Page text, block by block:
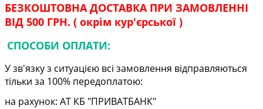
БЕЗКОШТОВНА ДОСТАВКА ПРИ ЗАМОВЛЕННІ
ВІД 500 ГРН. ( окрім кур'єрської )
СПОСОБИ ОПЛАТИ:
У зв'язку з ситуацією всі замовлення відправляються
тільки за 100% передоплатою:
на рахунок: АТ КБ "ПРИВАТБАНК"